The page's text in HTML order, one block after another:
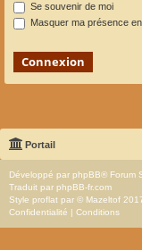
Se souvenir de moi
Masquer ma présence
Portail
Développé par phpBB® Forum
Traduit par phpBB-fr.com
Style proflat par © Mazeltof
Confidentialité | Conditions